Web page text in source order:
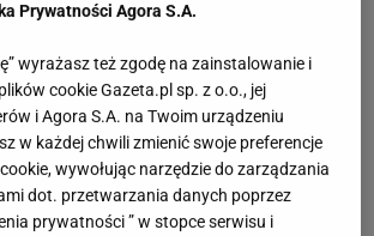
Prywatności Agora S.A.
wyrażasz też zgodę na zainstalowanie i
cookie Gazeta.pl sp. z o.o., jej
i Agora S.A. na Twoim urządzeniu
w każdej chwili zmienić swoje preferencje
wywołując narzędzie do zarządzania
dot. przetwarzania danych poprzez
prywatności ” w stopce serwisu i